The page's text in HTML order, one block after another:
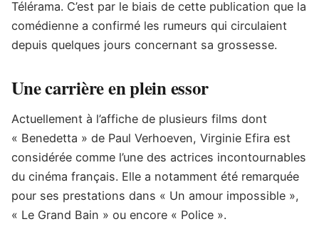
Télérama. C’est par le biais de cette publication que la
comédienne a confirmé les rumeurs qui circulaient
depuis quelques jours concernant sa grossesse.
Une carrière en plein essor
Actuellement à l’affiche de plusieurs films dont
« Benedetta » de Paul Verhoeven, Virginie Efira est
considérée comme l’une des actrices incontournables
du cinéma français. Elle a notamment été remarquée
pour ses prestations dans « Un amour impossible »,
« Le Grand Bain » ou encore « Police ».